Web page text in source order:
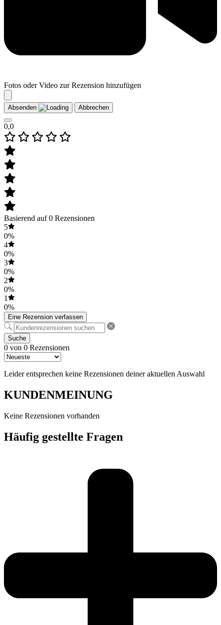
Fotos oder Video zur Rezension hinzufügen
Absenden Abbrechen
0,0
Basierend auf 0 Rezensionen
5
0%
4
0%
3
0%
2
0%
1
0%
Eine Rezension verfassen
Suche
0 von 0 Rezensionen
Leider entsprechen keine Rezensionen deiner aktuellen Auswahl
KUNDENMEINUNG
Keine Rezensionen vorhanden
Häufig gestellte Fragen